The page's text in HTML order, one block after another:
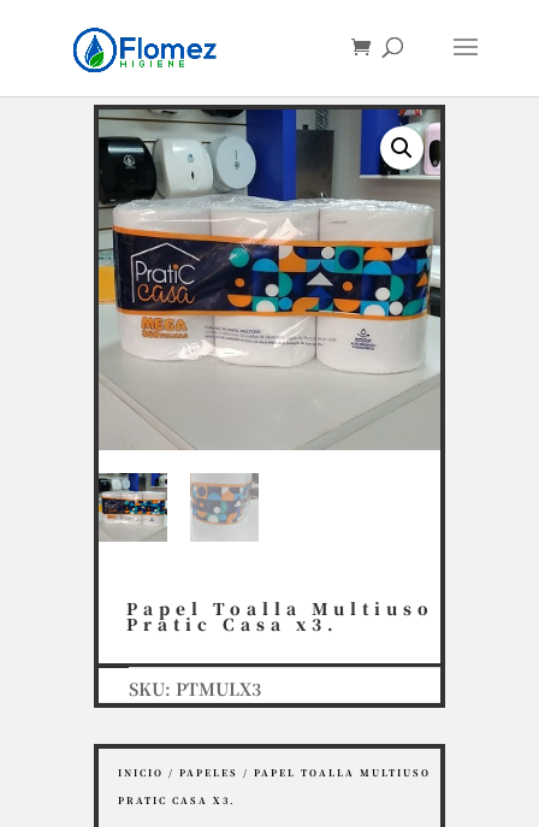
productos
Papel Toalla Multiuso
Pratic Casa x3.
SKU:PTMULX3
INICIO / PAPELES / PAPEL TOALLA MULTIUSO
PRATIC CASA X3.